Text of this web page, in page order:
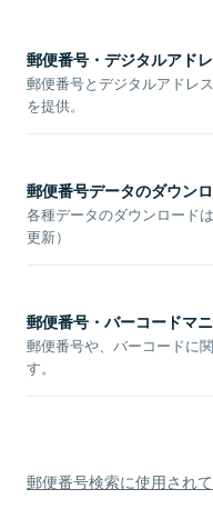
郵便番号・デジタルアド
郵便番号とデジタルアドレ
を提供。
郵便番号データのダウン
各種データのダウンロード
更新）
郵便番号・バーコードマ
郵便番号や、バーコードに
す。
郵便番号検索に使用され